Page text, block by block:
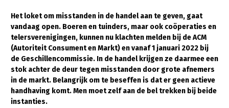
Sterk ondernemerschap
Transitiepaden
Thema’s
Gezonde planten
Gezonde dieren
Het loket om misstanden in de handel aan te geven, gaat
vandaag open. Boeren en tuinders, maar ook coöperaties en
telersverenigingen, kunnen nu klachten melden bij de ACM
(Autoriteit Consument en Markt) en vanaf 1 januari 2022 bij
de Geschillencommissie. In de handel krijgen ze daarmee een
stok achter de deur tegen misstanden door grote afnemers
in de markt. Belangrijk om te beseffen is dat er geen actieve
handhaving komt. Men moet zelf aan de bel trekken bij beide
instanties.